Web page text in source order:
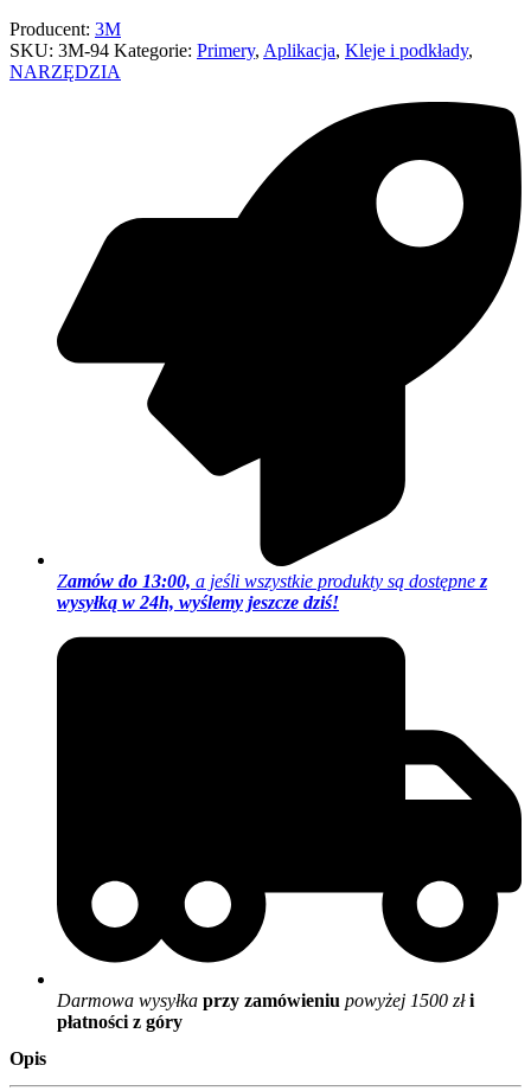
Producent: 3M
SKU: 3M-94 Kategorie: Primery, Aplikacja, Kleje i podkłady,
NARZĘDZIA
Zamów do 13:00, a jeśli wszystkie produkty są dostępne z
wysyłką w 24h, wyślemy jeszcze dziś!
Darmowa wysyłka przy zamówieniu powyżej 1500 złi
płatności z góry
Opis